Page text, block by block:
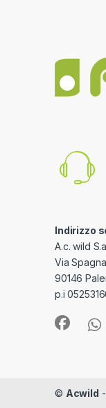
Indirizzo
A.c. wild
Via
90146
p.i
© Acwild